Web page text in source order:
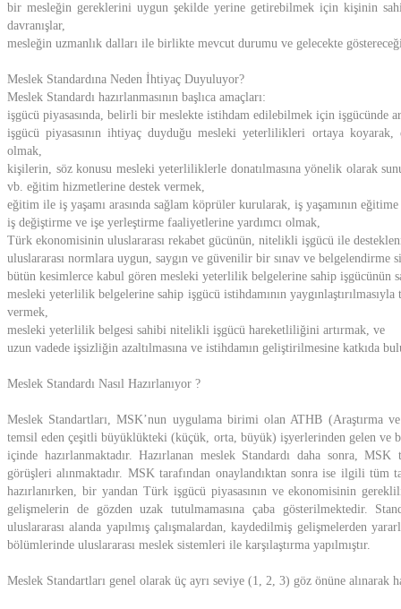
bir mesleğin gereklerini uygun şekilde yerine getirebilmek için kişinin
davranışlar,
mesleğin uzmanlık dalları ile birlikte mevcut durumu ve gelecekte
Meslek Standardına Neden İhtiyaç Duyuluyor?
Meslek Standardı hazırlanmasının başlıca amaçları:
işgücü piyasasında, belirli bir meslekte istihdam edilebilmek için işgücünde
işgücü piyasasının ihtiyaç duyduğu mesleki yeterlilikleri ortaya koyarak,
olmak,
kişilerin, söz konusu mesleki yeterliliklerle donatılmasına yönelik olarak
vb. eğitim hizmetlerine destek vermek,
eğitim ile iş yaşamı arasında sağlam köprüler kurularak, iş yaşamının
iş değiştirme ve işe yerleştirme faaliyetlerine yardımcı olmak,
Türk ekonomisinin uluslararası rekabet gücünün, nitelikli işgücü ile
uluslararası normlara uygun, saygın ve güvenilir bir sınav ve belgelendirme
bütün kesimlerce kabul gören mesleki yeterlilik belgelerine sahip işgücünün
mesleki yeterlilik belgelerine sahip işgücü istihdamının
vermek,
mesleki yeterlilik belgesi sahibi nitelikli işgücü hareketliliğini artırmak, ve
uzun vadede işsizliğin azaltılmasına ve istihdamın geliştirilmesine katkıda
Meslek Standardı Nasıl Hazırlanıyor ?
Meslek Standartları, MSK’nun uygulama birimi olan ATHB (Araştırma
temsil eden çeşitli büyüklükteki (küçük, orta, büyük) işyerlerinden gelen ve
içinde hazırlanmaktadır. Hazırlanan meslek Standardı daha sonra,
görüşleri alınmaktadır. MSK tarafından onaylandıktan sonra ise ilgili tüm
hazırlanırken, bir yandan Türk işgücü piyasasının ve ekonomisinin
gelişmelerin de gözden uzak tutulmamasına çaba gösterilmektedir.
uluslararası alanda yapılmış çalışmalardan, kaydedilmiş gelişmelerden
bölümlerinde uluslararası meslek sistemleri ile karşılaştırma yapılmıştır.
Meslek Standartları genel olarak üç ayrı seviye (1, 2, 3) göz önüne alınarak